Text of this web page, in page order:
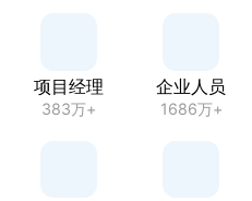
项目经理
383万+
企业人员
1686万+